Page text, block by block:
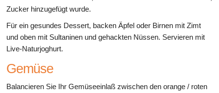
Zucker hinzugefügt wurde.
Für ein gesundes Dessert, backen Äpfel oder Birnen mit Zimt
und oben mit Sultaninen und gehackten Nüssen. Servieren mit
Live-Naturjoghurt.
Gemüse
Balancieren Sie Ihr Gemüseeinlaß zwischen den orange / roten